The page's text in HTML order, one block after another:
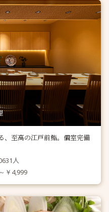
、至高の江戸前鮨。個室完備
人
￥4,999